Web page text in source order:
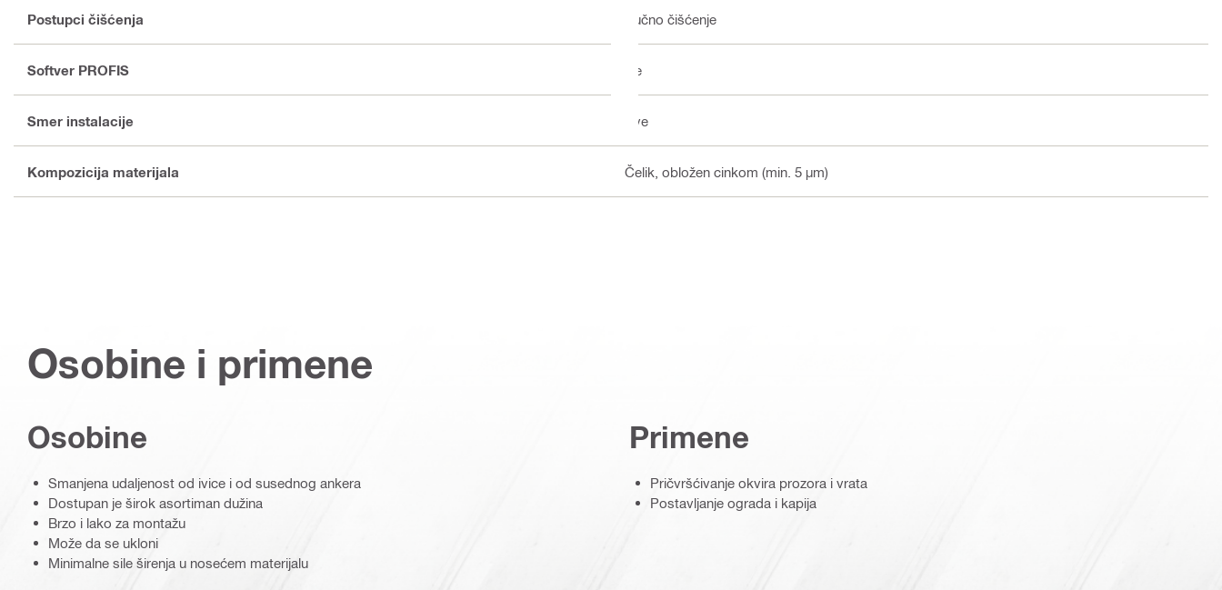
Postupci čišćenja Ručno čišćenje
Softver PROFIS Ne
Smer instalacije Sve
Kompozicija materijala Čelik, obložen cinkom (min. 5 µm)
Osobine i primene
Osobine
Smanjena udaljenost od ivice i od susednog ankera
Dostupan je širok asortiman dužina
Brzo i lako za montažu
Može da se ukloni
Minimalne sile širenja u nosećem materijalu
Primene
Pričvršćivanje okvira prozora i vrata
Postavljanje ograda i kapija